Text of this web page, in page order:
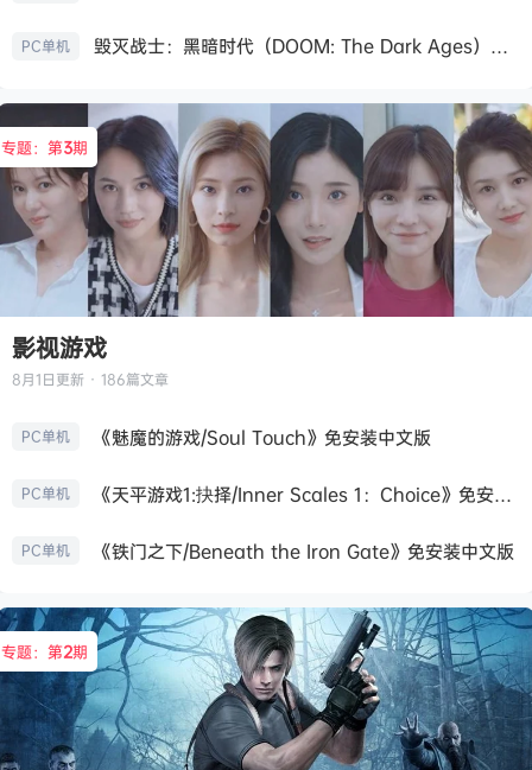
PC单机 毁灭战士：黑暗时代（DOOM: The Dark Ages）免安装中文版
专题：第3期
影视游戏
8月1日更新 · 186篇文章
PC单机 《魅魔的游戏/Soul Touch》免安装中文版
PC单机 《天平游戏1:抉择/Inner Scales 1：Choice》免安装中文版
PC单机 《铁门之下/Beneath the Iron Gate》免安装中文版
专题：第2期